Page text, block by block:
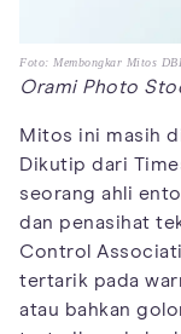
Foto: Membongkar Mitos
Orami Photo
Mitos ini masih
Dikutip dari
seorang ahli
dan penasihat
Control
tertarik pada
atau bahkan